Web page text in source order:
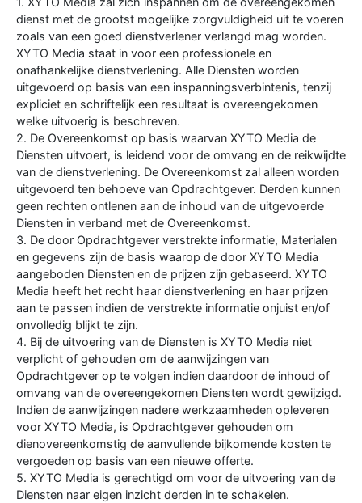
dienst met de grootst mogelijke zorgvuldigheid uit te voeren
zoals van een goed dienstverlener verlangd mag worden.
XYTO Media staat in voor een professionele en
onafhankelijke dienstverlening. Alle Diensten worden
uitgevoerd op basis van een inspanningsverbintenis, tenzij
expliciet en schriftelijk een resultaat is overeengekomen
welke uitvoerig is beschreven.
2. De Overeenkomst op basis waarvan XYTO Media de
Diensten uitvoert, is leidend voor de omvang en de reikwijdte
van de dienstverlening. De Overeenkomst zal alleen worden
uitgevoerd ten behoeve van Opdrachtgever. Derden kunnen
geen rechten ontlenen aan de inhoud van de uitgevoerde
Diensten in verband met de Overeenkomst.
3. De door Opdrachtgever verstrekte informatie, Materialen
en gegevens zijn de basis waarop de door XYTO Media
aangeboden Diensten en de prijzen zijn gebaseerd. XYTO
Media heeft het recht haar dienstverlening en haar prijzen
aan te passen indien de verstrekte informatie onjuist en/of
onvolledig blijkt te zijn.
4. Bij de uitvoering van de Diensten is XYTO Media niet
verplicht of gehouden om de aanwijzingen van
Opdrachtgever op te volgen indien daardoor de inhoud of
omvang van de overeengekomen Diensten wordt gewijzigd.
Indien de aanwijzingen nadere werkzaamheden opleveren
voor XYTO Media, is Opdrachtgever gehouden om
dienovereenkomstig de aanvullende bijkomende kosten te
vergoeden op basis van een nieuwe offerte.
5. XYTO Media is gerechtigd om voor de uitvoering van de
Diensten naar eigen inzicht derden in te schakelen.